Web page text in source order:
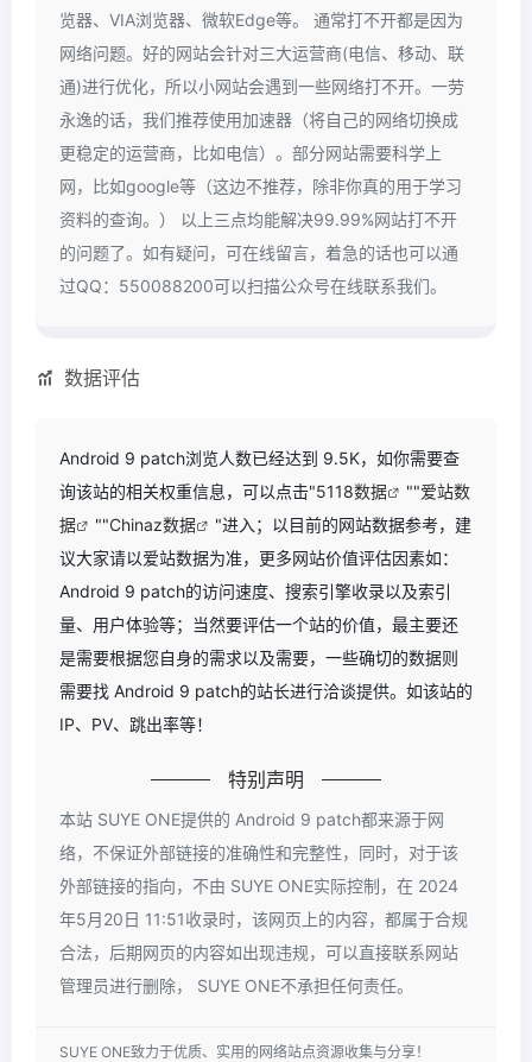
览器、VIA浏览器、微软Edge等。 通常打不开都是因为
网络问题。好的网站会针对三大运营商(电信、移动、联
通)进行优化，所以小网站会遇到一些网络打不开。一劳
永逸的话，我们推荐使用加速器（将自己的网络切换成
更稳定的运营商，比如电信）。部分网站需要科学上
网，比如google等（这边不推荐，除非你真的用于学习
资料的查询。） 以上三点均能解决99.99%网站打不开
的问题了。如有疑问，可在线留言，着急的话也可以通
过QQ：550088200可以扫描公众号在线联系我们。
数据评估
Android 9 patch浏览人数已经达到 9.5K，如你需要查
询该站的相关权重信息，可以点击"5118数据 ""爱站数
据
""Chinaz数据
"进入；以目前的网站数据参考，建
议大家请以爱站数据为准，更多网站价值评估因素如：
Android 9 patch的访问速度、搜索引擎收录以及索引
量、用户体验等；当然要评估一个站的价值，最主要还
是需要根据您自身的需求以及需要，一些确切的数据则
需要找 Android 9 patch的站长进行洽谈提供。如该站的
IP、PV、跳出率等！
特别声明
本站 SUYE ONE提供的 Android 9 patch都来源于网
络，不保证外部链接的准确性和完整性，同时，对于该
外部链接的指向，不由 SUYE ONE实际控制，在 2024
年5月20日 11:51收录时，该网页上的内容，都属于合规
合法，后期网页的内容如出现违规，可以直接联系网站
管理员进行删除， SUYE ONE不承担任何责任。
SUYE ONE致力于优质、实用的网络站点资源收集与分享！